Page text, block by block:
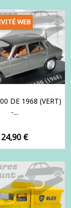
DE 1968 (VERT)
-...
Prix
24,90 €
WEB